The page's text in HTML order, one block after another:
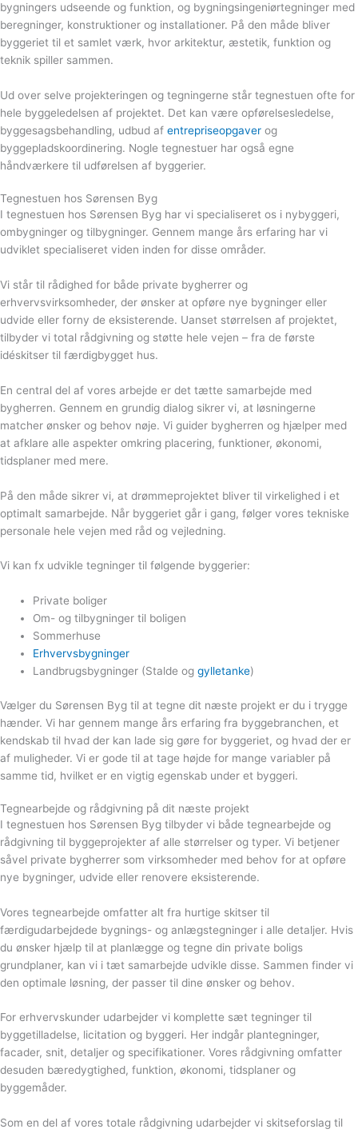
bygningers udseende og funktion, og bygningsingeniørtegninger med
beregninger, konstruktioner og installationer. På den måde bliver
byggeriet til et samlet værk, hvor arkitektur, æstetik, funktion og
teknik spiller sammen.
Ud over selve projekteringen og tegningerne står tegnestuen ofte for
hele byggeledelsen af projektet. Det kan være opførelsesledelse,
byggesagsbehandling, udbud af entrepriseopgaver og
byggepladskoordinering. Nogle tegnestuer har også egne
håndværkere til udførelsen af byggerier.
Tegnestuen hos Sørensen Byg
I tegnestuen hos Sørensen Byg har vi specialiseret os i nybyggeri,
ombygninger og tilbygninger. Gennem mange års erfaring har vi
udviklet specialiseret viden inden for disse områder.
Vi står til rådighed for både private bygherrer og
erhvervsvirksomheder, der ønsker at opføre nye bygninger eller
udvide eller forny de eksisterende. Uanset størrelsen af projektet,
tilbyder vi total rådgivning og støtte hele vejen – fra de første
idéskitser til færdigbygget hus.
En central del af vores arbejde er det tætte samarbejde med
bygherren. Gennem en grundig dialog sikrer vi, at løsningerne
matcher ønsker og behov nøje. Vi guider bygherren og hjælper med
at afklare alle aspekter omkring placering, funktioner, økonomi,
tidsplaner med mere.
På den måde sikrer vi, at drømmeprojektet bliver til virkelighed i et
optimalt samarbejde. Når byggeriet går i gang, følger vores tekniske
personale hele vejen med råd og vejledning.
Vi kan fx udvikle tegninger til følgende byggerier:
Private boliger
Om- og tilbygninger til boligen
Sommerhuse
Erhvervsbygninger
Landbrugsbygninger (Stalde oggylletanke)
Vælger du Sørensen Byg til at tegne dit næste projekt er du i trygge
hænder. Vi har gennem mange års erfaring fra byggebranchen, et
kendskab til hvad der kan lade sig gøre for byggeriet, og hvad der er
af muligheder. Vi er gode til at tage højde for mange variabler på
samme tid, hvilket er en vigtig egenskab under et byggeri.
Tegnearbejde og rådgivning på dit næste projekt
I tegnestuen hos Sørensen Byg tilbyder vi både tegnearbejde og
rådgivning til byggeprojekter af alle størrelser og typer. Vi betjener
såvel private bygherrer som virksomheder med behov for at opføre
nye bygninger, udvide eller renovere eksisterende.
Vores tegnearbejde omfatter alt fra hurtige skitser til
færdigudarbejdede bygnings- og anlægstegninger i alle detaljer. Hvis
du ønsker hjælp til at planlægge og tegne din private boligs
grundplaner, kan vi i tæt samarbejde udvikle disse. Sammen finder vi
den optimale løsning, der passer til dine ønsker og behov.
For erhvervskunder udarbejder vi komplette sæt tegninger til
byggetilladelse, licitation og byggeri. Her indgår plantegninger,
facader, snit, detaljer og specifikationer. Vores rådgivning omfatter
desuden bæredygtighed, funktion, økonomi, tidsplaner og
byggemåder.
Som en del af vores totale rådgivning udarbejder vi skitseforslag til